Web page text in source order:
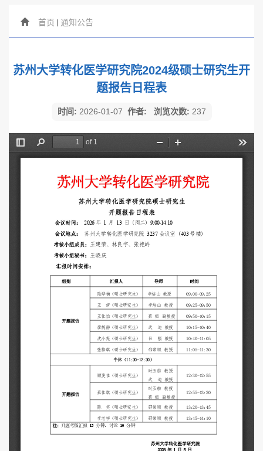
首页 通知公告
苏州大学转化医学研究院2024级硕士研究生开
题报告日程表
时间: 2026-01-07 作者: 浏览次数: 237